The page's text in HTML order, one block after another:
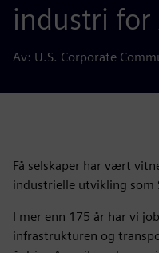
industri for
Av: U.S. Corporate
Få selskaper har vært
industrielle utvikling som
I mer enn 175 år har vi
infrastrukturen og